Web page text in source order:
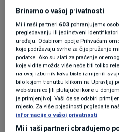
ćemo moći popuštati
"Sad imamo pojavu
sigurno doći u Hrvatsku.
praćenje i testiranje
kada dođu. Dok se to ne
stabilan broj novih
brojevi su prilično upitni.
Brinemo o vašoj privatnosti
Mi i naši partneri 603 pohranjujemo
pregledavanju ili jedinstveni
uređaju. Odabirom opcije Prihvaćam
koje podržavaju svrhe za čije pružanje
podatke. Ako su alati za praćenje
koje vidite možda više neće biti toliko
na ovaj izbornik kako biste izmijenili
bilo kojem trenutku klikom na Upravljaj
web-stranice [ili plutajuće ikone u
je primjenjivo]. Vaši će se odabiri
mjesto. Za više pojedinosti pogledajte
informacije o vašoj privatnosti
Mi i naši partneri obrađujemo